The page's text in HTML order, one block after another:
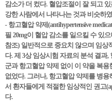
감소가 더 컸다. 혈압조절이 잘 되고
강한 사람에서 나타나는 것과 비슷하
- 항고혈압 약제(antihypertensive
필 20mg이 혈압 감소를 일으킬 수 있
참조) 일반적으로 중요치 않으며 임상
다. 제 3상 임상시험 자료의 분석 결과
군과 항고혈압 약제 없이 이 약을 복
없었다. 그러나, 항고혈압 약제를 병
서 환자들에게 적절한 임상적인 권고
다.